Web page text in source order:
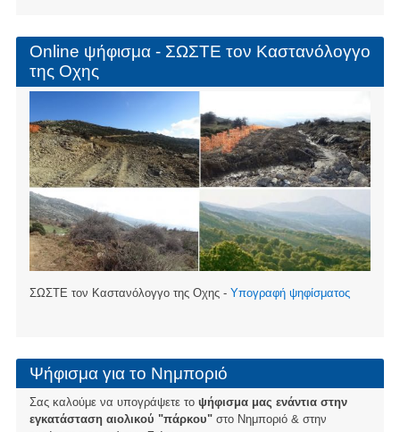
Online ψήφισμα - ΣΩΣΤΕ τον Καστανόλογγο
της Οχης
ΣΩΣΤΕ τον Καστανόλογγο της Οχης - Υπογραφή ψηφίσματος
Ψήφισμα για το Νημποριό
Σας καλούμε να υπογράψετε το ψήφισμα μας ενάντια στην
εγκατάσταση αιολικού "πάρκου"στο Νημποριό & στην